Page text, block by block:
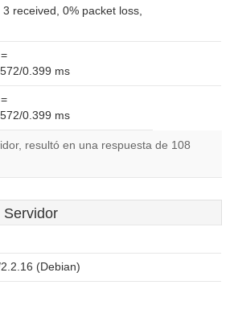
received, 0% packet loss,
0.399 ms
0.399 ms
resultó en una respuesta de 108
Servidor
(Debian)